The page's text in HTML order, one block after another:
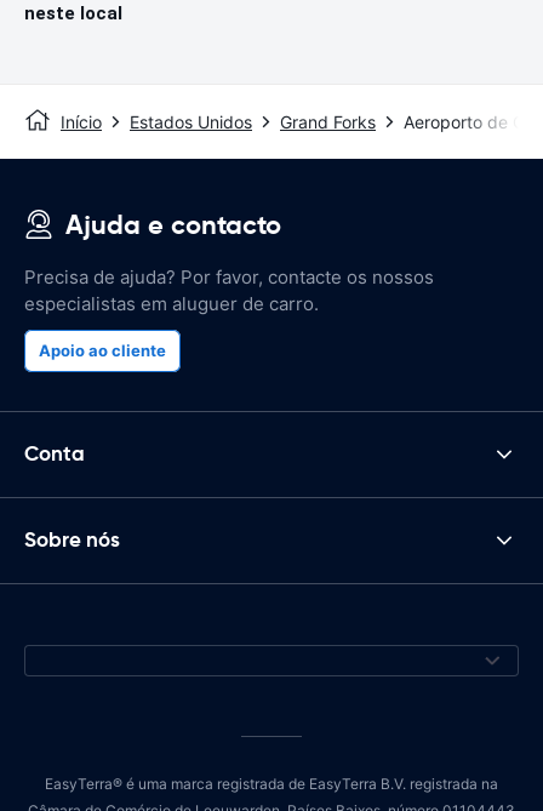
neste local
Início Estados Unidos Grand Forks Aeroporto de
Ajuda e contacto
Precisa de ajuda? Por favor, contacte os nossos
especialistas em aluguer de carro.
Apoio ao cliente
Conta
Sobre nós
EasyTerra® é uma marca registrada de EasyTerra B.V. registrada na